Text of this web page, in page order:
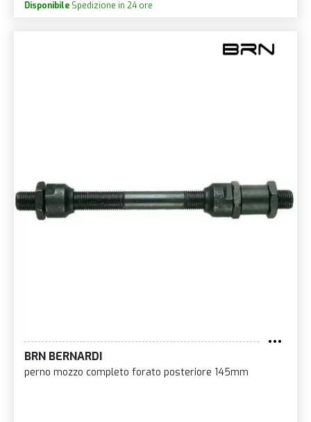
Disponibile Spedizione in 24 ore
BRN BERNARDI
perno mozzo completo forato posteriore 145mm